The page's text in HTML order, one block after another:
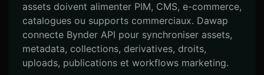
assets doivent alimenter PIM, CMS, e-commerce,
catalogues ou supports commerciaux. Dawap
connecte Bynder API pour synchroniser assets,
metadata, collections, derivatives, droits,
uploads, publications et workflows marketing.